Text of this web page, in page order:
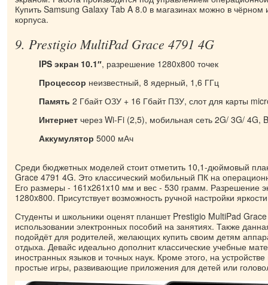
Купить Samsung Galaxy Tab A 8.0 в магазинах можно в чёрном
корпуса.
9. Prestigio MultiPad Grace 4791 4G
IPS экран 10.1″, разрешение 1280x800 точек
Процессор неизвестный, 8 ядерный, 1,6 ГГц
Память 2 Гбайт ОЗУ + 16 Гбайт ПЗУ, слот для карты
Интернет через Wi-Fi (2,5), мобильная сеть 2G/ 3G/ 4G,
Аккумулятор 5000 мАч
Среди бюджетных моделей стоит отметить 10,1-дюймовый
Grace 4791 4G. Это классический мобильный ПК на
Его размеры - 161x261x10 мм и вес - 530 грамм. Разрешение
1280x800. Присутствует возможность ручной настройки
Студенты и школьники оценят планшет Prestigio MultiPad
использовании электронных пособий на занятиях. Также
подойдёт для родителей, желающих купить своим детям
отдыха. Девайс идеально дополнит классические учебные
иностранных языков и точных наук. Кроме этого, на
простые игры, развивающие приложения для детей или